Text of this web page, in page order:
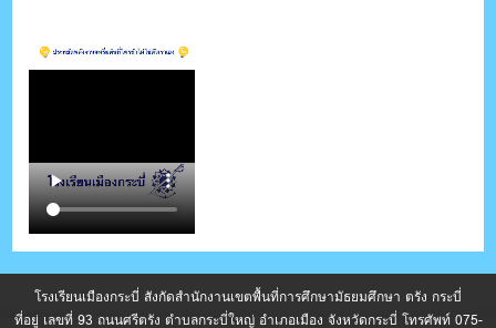
โรงเรียนเมืองกระบี่ สังกัดสำนักงานเขตพื้นที่การศึกษามัธยมศึกษา ตรัง กระบี่
ที่อยู่ เลขที่ 93 ถนนศรีตรัง ตำบลกระบี่ใหญ่ อำเภอเมือง จังหวัดกระบี่ โทรศัพท์ 075-